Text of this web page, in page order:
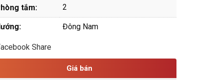
tắm: 2
Đông Nam
Share
Giá bán